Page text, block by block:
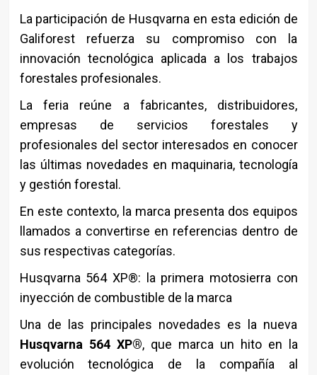
La participación de Husqvarna en esta edición de
Galiforest refuerza su compromiso con la
innovación tecnológica aplicada a los trabajos
forestales profesionales.
La feria reúne a fabricantes, distribuidores,
empresas de servicios forestales y
profesionales del sector interesados en conocer
las últimas novedades en maquinaria, tecnología
y gestión forestal.
En este contexto, la marca presenta dos equipos
llamados a convertirse en referencias dentro de
sus respectivas categorías.
Husqvarna 564 XP®: la primera motosierra con
inyección de combustible de la marca
Una de las principales novedades es la nueva
Husqvarna 564 XP®, que marca un hito en la
evolución tecnológica de la compañía al